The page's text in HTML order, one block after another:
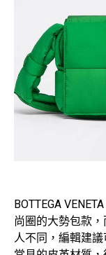
BOTTEGA
尚圈的大勢包款
人不同，編輯建